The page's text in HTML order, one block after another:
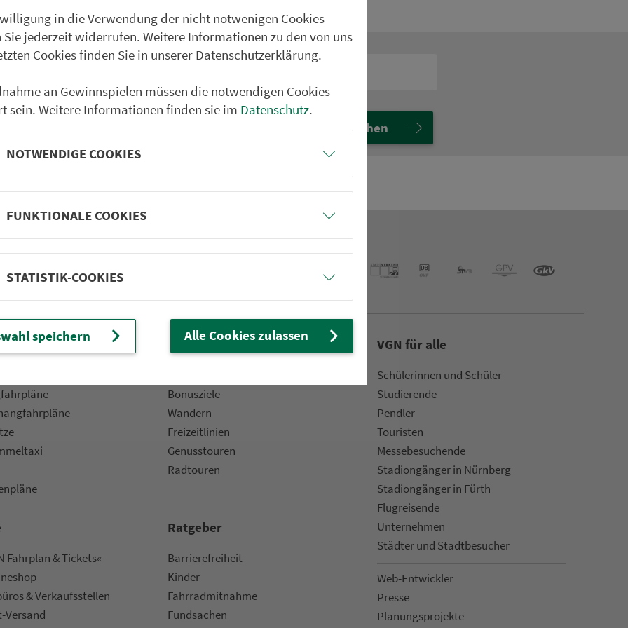
Suchen
1.100 Linien.
Partner im VGN
Fahrpläne Frei­zeit-Tipps
Bonusziele
Wandern
Frei­zeit­li­ni­en
Genusstouren
Radtouren
Fahrplan & Tickets«
& Ver­kaufs­stel­len
Versand
Rat­ge­ber
Bar­ri­e­re­frei­heit
Kinder
Fahr­rad­mit­nah­me
Fund­sachen
VGN für alle
Schülerinnen und Schüler
Stu­die­rende
Pendler
Touristen
Mes­se­be­suchende
Sta­di­on­gän­ger in Nürn­berg
Sta­di­on­gän­ger in Fürth
Flug­rei­sen­de
Un­ter­neh­men
Städter und Stadt­be­su­cher
Web-Entwickler
Presse
Pla­nungs­pro­jekte
in die Verwendung der nicht notwenigen Cookies
Sie jederzeit widerrufen. Weitere Informationen zu den von uns
Cookies finden Sie in unserer Datenschutzerklärung.
an Gewinnspielen müssen die notwendigen Cookies
sein. Weitere Informationen finden sie im Datenschutz.
NOTWENDIGE COOKIES
FUNKTIONALE COOKIES
STATISTIK-COOKIES
speichern Alle Cookies zulassen